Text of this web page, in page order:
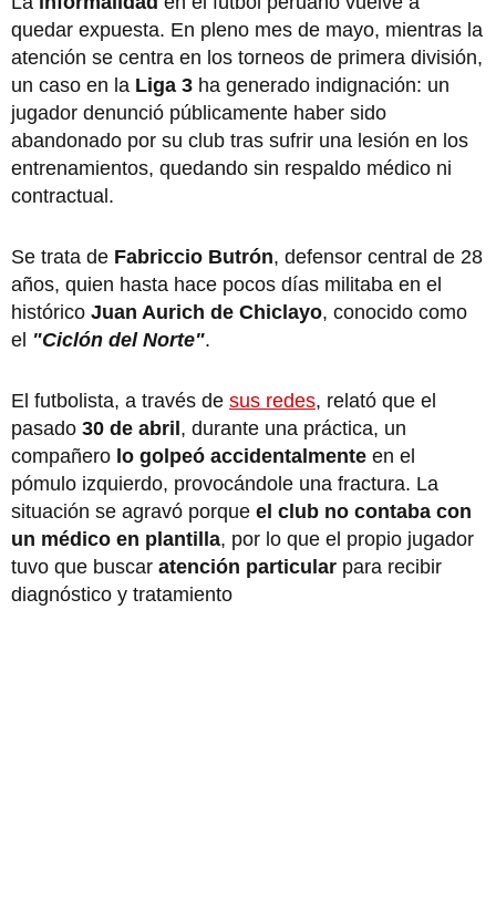
quedar expuesta. En pleno mes de mayo, mientras la
atención se centra en los torneos de primera división,
un caso en la Liga 3 ha generado indignación: un
jugador denunció públicamente haber sido
abandonado por su club tras sufrir una lesión en los
entrenamientos, quedando sin respaldo médico ni
contractual.
Se trata de Fabriccio Butrón, defensor central de 28
años, quien hasta hace pocos días militaba en el
histórico Juan Aurich de Chiclayo, conocido como
el "Ciclón del Norte".
El futbolista, a través de sus redes, relató que el
pasado 30 de abril, durante una práctica, un
compañero lo golpeó accidentalmente en el
pómulo izquierdo, provocándole una fractura. La
situación se agravó porque el club no contaba con
un médico en plantilla, por lo que el propio jugador
tuvo que buscar atención particular para recibir
diagnóstico y tratamiento